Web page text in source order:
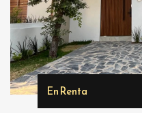
En Renta